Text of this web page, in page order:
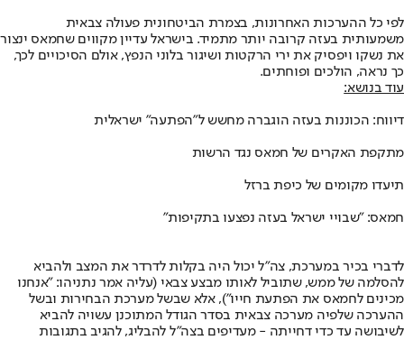
לפי כל ההערכות האחרונות, בצמרת הביטחונית פעולה צבאית
משמעותית בעזה קרובה יותר מתמיד. בישראל עדיין מקווים שחמאס ינצור
את נשקו ויפסיק את ירי הרקטות ושיגור בלוני הנפץ, אולם הסיכויים לכך,
כך נראה, הולכים ופוחתים.
עוד בנושא:
דיווח: הכוננות בעזה הוגברה מחשש ל"הפתעה" ישראלית
מתקפת האקרים של חמאס נגד הרשות
תיעדו מקומים של כיפת ברזל
חמאס: "שבויי ישראל בעזה נפצעו בתקיפות"
לדברי בכיר במערכת, צה"ל יכול היה בקלות לדרדר את המצב ולהביא
להסלמה של ממש, שתוביל לאותו מבצע צבאי (עליה אמר נתניהו: "אנחנו
מכינים לחמאס את הפתעת חייו"), אלא שבשל מערכת הבחירות ובשל
ההערכה שלפיה מערכה צבאית בסדר הגודל המתוכנן עשויה להביא
לשיבושה עד כדי דחייתה - מעדיפים בצה"ל להבליג, להגיב בתגובות